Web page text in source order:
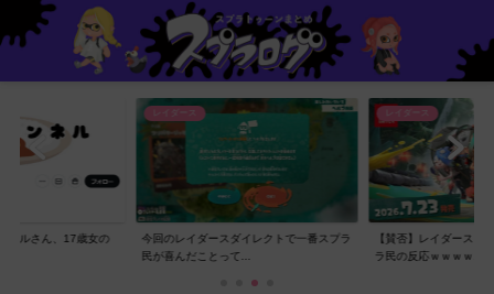
ネルさん、17歳女の
レイダース
今回のレイダースダイレクトで一番スプラ
民が喜んだことって...
レイダース
【賛否】レイダースダ
ラ民の反応ｗｗｗｗ...